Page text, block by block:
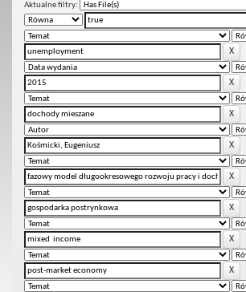
Aktualne filtry: